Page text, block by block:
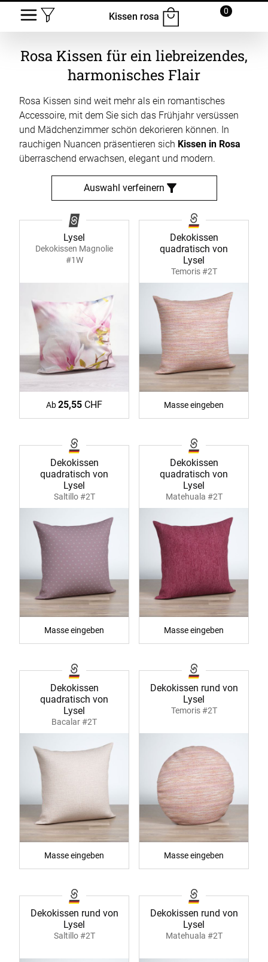
Kissen rosa
0
Rosa Kissen für ein liebreizendes,
harmonisches Flair
Rosa Kissen sind weit mehr als ein romantisches
Accessoire, mit dem Sie sich das Frühjahr versüssen
und Mädchenzimmer schön dekorieren können. In
rauchigen Nuancen präsentieren sich Kissen in Rosa
überraschend erwachsen, elegant und modern.
Auswahl verfeinern
Lysel
Dekokissen Magnolie
#1W
Ab25,55 CHF
Dekokissen
quadratisch von
Lysel
Temoris #2T
Masse eingeben
Dekokissen
quadratisch von
Lysel
Saltillo #2T
Masse eingeben
Dekokissen
quadratisch von
Lysel
Matehuala #2T
Masse eingeben
Dekokissen
quadratisch von
Lysel
Bacalar #2T
Masse eingeben
Dekokissen rund von
Lysel
Temoris #2T
Masse eingeben
Dekokissen rund von
Lysel
Saltillo #2T
Dekokissen rund von
Lysel
Matehuala #2T